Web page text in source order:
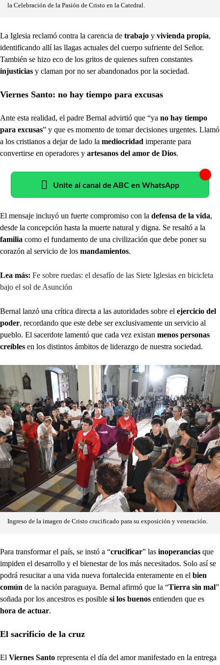
la Celebración de la Pasión de Cristo en la Catedral.
La Iglesia reclamó contra la carencia de trabajo y vivienda propia,
identificando allí las llagas actuales del cuerpo sufriente del Señor.
También se hizo eco de los gritos de quienes sufren constantes
injusticias y claman por no ser abandonados por la sociedad.
Viernes Santo: no hay tiempo para excusas
Ante esta realidad, el padre Bernal advirtió que “ya no hay tiempo
para excusas” y que es momento de tomar decisiones urgentes. Llamó
a los cristianos a dejar de lado la mediocridad imperante para
convertirse en operadores y artesanos del amor de Dios.
Unite al canal de ABC en WhatsApp
El mensaje incluyó un fuerte compromiso con la defensa de la vida,
desde la concepción hasta la muerte natural y digna. Se resaltó a la
familia como el fundamento de una civilización que debe poner su
corazón al servicio de los mandamientos.
Lea más: Fe sobre ruedas: el desafío de las Siete Iglesias en bicicleta
bajo el sol de Asunción
Bernal lanzó una crítica directa a las autoridades sobre el ejercicio del
poder, recordando que este debe ser exclusivamente un servicio al
pueblo. El sacerdote lamentó que cada vez existan menos personas
creíbles en los distintos ámbitos de liderazgo de nuestra sociedad.
Ingreso de la imagen de Cristo crucificado para su exposición y veneración.
Para transformar el país, se instó a “crucificar” las inoperancias que
impiden el desarrollo y el bienestar de los más necesitados. Solo así se
podrá resucitar a una vida nueva fortalecida enteramente en el bien
común de la nación paraguaya. Bernal afirmó que la “Tierra sin mal”
soñada por los ancestros es posible si los buenos entienden que es
hora de actuar.
El sacrificio de la cruz
El Viernes Santo representa el día del amor manifestado en la entrega